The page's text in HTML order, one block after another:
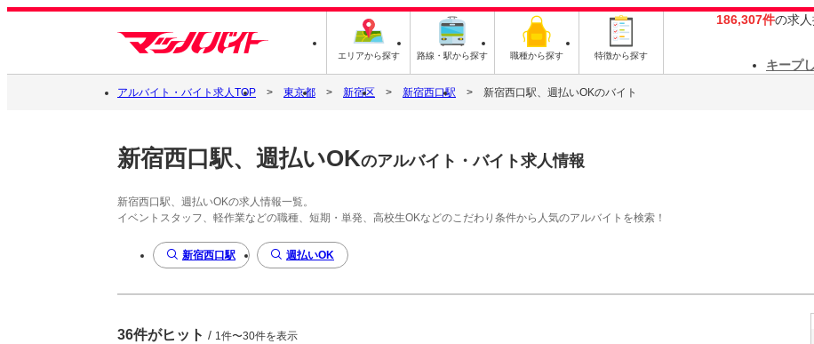
エリアから探す 路線・駅から探す 職種から探す 特徴から探す
186,307件の求
キープ
アルバイト・バイト求人TOP 東京都 新宿区 新宿西口駅 新宿西口駅、週払いOKのバイト
新宿西口駅、週払いOKのアルバイト・バイト求人情報
新宿西口駅、週払いOKの求人情報一覧。
イベントスタッフ、軽作業などの職種、短期・単発、高校生OKなどのこだわり条件から人気のアルバイトを検索！
新宿西口駅 週払いOK
36件がヒット / 1件〜30件を表示